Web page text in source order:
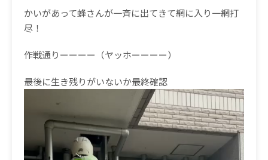
かいがあって蜂さんが一斉に出てきて網に入り一網打
尽！
作戦通りーーーー（ヤッホーーーー）
最後に生き残りがいないか最終確認
ー